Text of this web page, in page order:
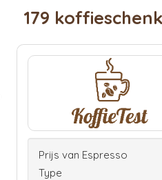
179
Prijs van Espresso
Type